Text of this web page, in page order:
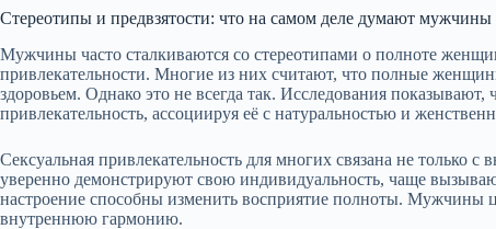
Стереотипы и предвзятости: что на самом деле думают мужчины
Мужчины часто сталкиваются со стереотипами о полноте
привлекательности. Многие из них считают, что полные
здоровьем. Однако это не всегда так. Исследования
привлекательность, ассоциируя её с натуральностью и
Сексуальная привлекательность для многих связана не
уверенно демонстрируют свою индивидуальность, чаще
настроение способны изменить восприятие полноты. Мужчины
внутреннюю гармонию.